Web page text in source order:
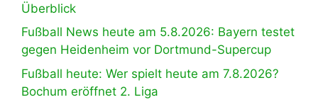
Überblick
Fußball News heute am 5.8.2026: Bayern testet
gegen Heidenheim vor Dortmund-Supercup
Fußball heute: Wer spielt heute am 7.8.2026?
Bochum eröffnet 2. Liga